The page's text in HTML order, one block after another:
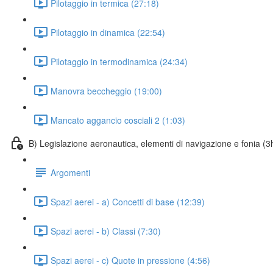
Pilotaggio in termica (27:18)
Pilotaggio in dinamica (22:54)
Pilotaggio in termodinamica (24:34)
Manovra beccheggio (19:00)
Mancato aggancio cosciali 2 (1:03)
B) Legislazione aeronautica, elementi di navigazione e fonia
Argomenti
Spazi aerei - a) Concetti di base (12:39)
Spazi aerei - b) Classi (7:30)
Spazi aerei - c) Quote in pressione (4:56)